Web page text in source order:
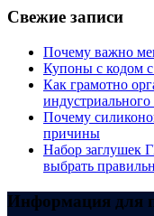
Свежие записи
Почему важно
Купоны c кодом
Как грамотно
Почему
причины
Набор заглушек
выбрать
Информация для